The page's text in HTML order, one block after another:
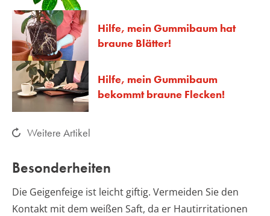
Hilfe, mein Gummibaum hat
braune Blätter!
Hilfe, mein Gummibaum
bekommt braune Flecken!
Weitere Artikel
Besonderheiten
Die Geigenfeige ist leicht giftig. Vermeiden Sie den
Kontakt mit dem weißen Saft, da er Hautirritationen